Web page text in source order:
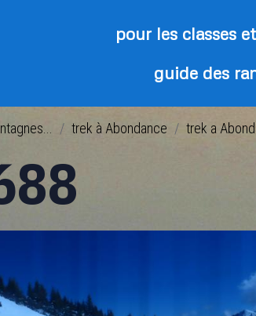
pour les classes
guide des
trek à Abondance trek a